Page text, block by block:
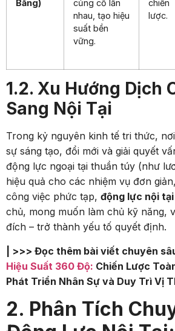
Bằng)
củng cố lẫn
nhau, tạo hiệu
suất bền
vững.
chiến
lược.
1.2. Xu Hướng Dịch
Sang Nội Tại
Trong kỷ nguyên kinh tế tri thức,
sự sáng tạo, đổi mới và giải quyết
động lực ngoại tại thuần túy (như
hiệu quả cho các nhiệm vụ đơn
công việc phức tạp, động lực nội tại
chủ, mong muốn làm chủ kỹ năng,
đích – trở thành yếu tố quyết định.
| >>> Đọc thêm bài viết chuyên
Hiệu Suất 360 Độ: Chiến Lược
Phát Triển Nhân Sự và Duy Trì Vị
2. Phân Tích